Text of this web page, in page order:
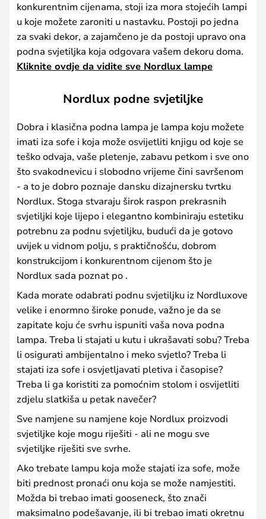
konkurentnim cijenama, stoji iza mora stojećih lampi
u koje možete zaroniti u nastavku. Postoji po jedna
za svaki dekor, a zajamčeno je da postoji upravo ona
podna svjetiljka koja odgovara vašem dekoru doma.
Kliknite ovdje da vidite sve Nordlux lampe
Nordlux podne svjetiljke
Dobra i klasična podna lampa je lampa koju možete
imati iza sofe i koja može osvijetliti knjigu od koje se
teško odvaja, vaše pletenje, zabavu petkom i sve ono
što svakodnevicu i slobodno vrijeme čini savršenom
- a to je dobro poznaje dansku dizajnersku tvrtku
Nordlux. Stoga stvaraju širok raspon prekrasnih
svjetiljki koje lijepo i elegantno kombiniraju estetiku
potrebnu za podnu svjetiljku, budući da je gotovo
uvijek u vidnom polju, s praktičnošću, dobrom
konstrukcijom i konkurentnom cijenom što je
Nordlux sada poznat po .
Kada morate odabrati podnu svjetiljku iz Nordluxove
velike i enormno široke ponude, važno je da se
zapitate koju će svrhu ispuniti vaša nova podna
lampa. Treba li stajati u kutu i ukrašavati sobu? Treba
li osigurati ambijentalno i meko svjetlo? Treba li
stajati iza sofe i osvjetljavati pletiva i časopise?
Treba li ga koristiti za pomoćnim stolom i osvijetliti
zdjelu slatkiša u petak navečer?
Sve namjene su namjene koje Nordlux proizvodi
svjetiljke koje mogu riješiti - ali ne mogu sve
svjetiljke riješiti sve svrhe.
Ako trebate lampu koja može stajati iza sofe, može
biti prednost pronaći onu koja se može namjestiti.
Možda bi trebao imati gooseneck, što znači
maksimalno podešavanje, ili bi trebao imati okretnu